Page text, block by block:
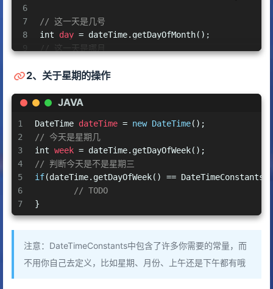
6
7
8
9
11
13
15
16
17
18
19
// 这一天是几号
int
day = dateTime.getDayOfMonth();
// 这一天是哪月
// 这一天是哪年
// 判断本月是不是9月
//TODO
}
// 获取相对于当前时间的月份，比如获取上个月的时间或者
LocalDate lastDayOfMonth = new LocalDate
2、关于星期的操作
JAVA
1
2
3
4
5
6
7
DateTime dateTime = new DateTime();
// 今天是星期几
int week = dateTime.getDayOfWeek();
// 判断今天是不是星期三
if(dateTime.getDayOfWeek() ==
// TODO
}
注意：DateTimeConstants中包含了许多你需要的常量，而
不用你自己去定义，比如星期、月份、上午还是下午都有哦